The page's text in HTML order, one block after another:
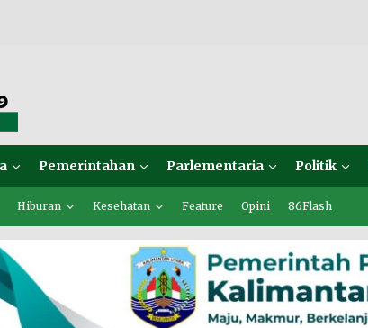
Pemerintahan Parlementaria Politik
Hiburan Kesehatan Feature Opini 86Flash